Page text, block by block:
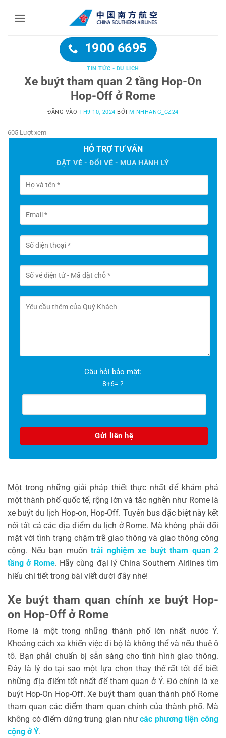
1900 6695
TIN TỨC - DU LỊCH
Xe buýt tham quan 2 tầng Hop-On
Hop-Off ở Rome
ĐĂNG VÀOTH9 10, 2024 BỞI MINHHANG_CZ24
605 Lượt xem
HỖ TRỢ TƯ VẤN
ĐẶT VÉ - ĐỔI VÉ - MUA HÀNH LÝ
Câu hỏi bảo mật:
8+6= ?
Một trong những giải pháp thiết thực nhất để khám phá
một thành phố quốc tế, rộng lớn và tắc nghẽn như Rome là
xe buýt du lịch Hop-on, Hop-Off. Tuyến bus đặc biệt này kết
nối tất cả các địa điểm du lịch ở Rome. Mà không phải đối
mặt với tình trạng chậm trễ giao thông và giao thông công
cộng. Nếu bạn muốn trải nghiệm xe buýt tham quan 2
tầng ở Rome. Hãy cùng đại lý China Southern Airlines tìm
hiểu chi tiết trong bài viết dưới đây nhé!
Xe buýt tham quan chính xe buýt Hop-
on Hop-Off ở Rome
Rome là một trong những thành phố lớn nhất nước Ý.
Khoảng cách xa khiến việc đi bộ là không thể và nếu thuê ô
tô. Bạn phải chuẩn bị sẵn sàng cho tình hình giao thông.
Đây là lý do tại sao một lựa chọn thay thế rất tốt để biết
những địa điểm tốt nhất để tham quan ở Ý. Đó chính là xe
buýt Hop-On Hop-Off. Xe buýt tham quan thành phố Rome
tham quan các điểm tham quan chính của thành phố. Mà
không có điểm dừng trung gian nhưcác phương tiện công
cộng ở Ý.